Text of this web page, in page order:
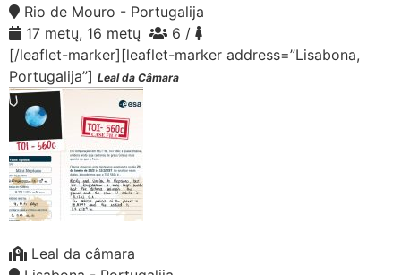
Rio de Mouro - Portugalija
17 metų, 16 metų
6 /
[/leaflet-marker][leaflet-marker address=”Lisabona,
Portugalija”] Leal da Câmara
Leal da câmara